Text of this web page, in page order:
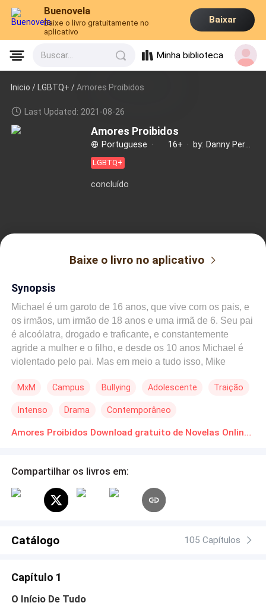
Buenovela
Baixe o livro gratuitamente no
aplicativo
Baixar
Buscar... Minha biblioteca
Inicio /LGBTQ+ /Amores Proibidos
Last Updated: 2021-08-26
Amores Proibidos
Portuguese · 16+ ·
LGBTQ+
concluído
Baixe o livro no aplicativo
Synopsis
Michael é um garoto de 16 anos, que vive com os pais, e
os irmãos, um irmão de 18 anos e uma irmã de 6. Seu pai
é alcoólatra, drogado e traficante, e constantemente
agride a mulher e o filho, e desde os 10 anos Michael é
violentado pelo pai. Mas em meio a tudo isso, Mike
ele sempre foi muito apegado, e aos 16 anos eles
Michael conhece Alexander, seu professor de Espanhol,
que aos poucos acaba ficando amigo dele, e bagunça a
descobrir isso e muito mais.
MxM Campus Bullying Adolescente Traição
Intenso Drama Contemporâneo
Amores Proibidos Download gratuito de Novelas Online em PDF
Compartilhar os livros em:
Catálogo 105 Capítulos
Capítulo 1
O Início De Tudo